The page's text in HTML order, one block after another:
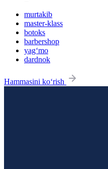
murtakib
master-klass
botoks
barbershop
yag‘mo
dardnok
Hammasini ko‘rish